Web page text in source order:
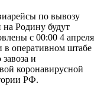
по вывозу
на Родину будут
с 00:00 4 апреля
в оперативном штабе
и
коронавирусной
РФ.